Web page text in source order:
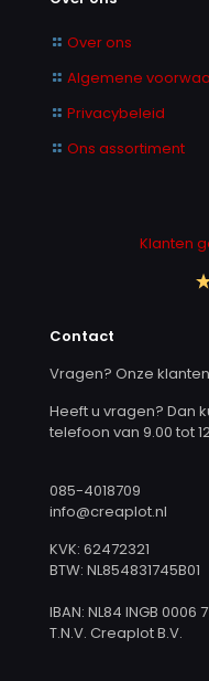
Over ons
Algemene
Privacybeleid
Ons assortiment
Klanten
Contact
Vragen? Onze
Heeft u vragen? Dan
telefoon van 9.00 tot
085-4018709
info@creaplot.nl
KVK: 62472321
BTW: NL854831745B01
IBAN: NL84 INGB 0006
T.N.V. Creaplot B.V.